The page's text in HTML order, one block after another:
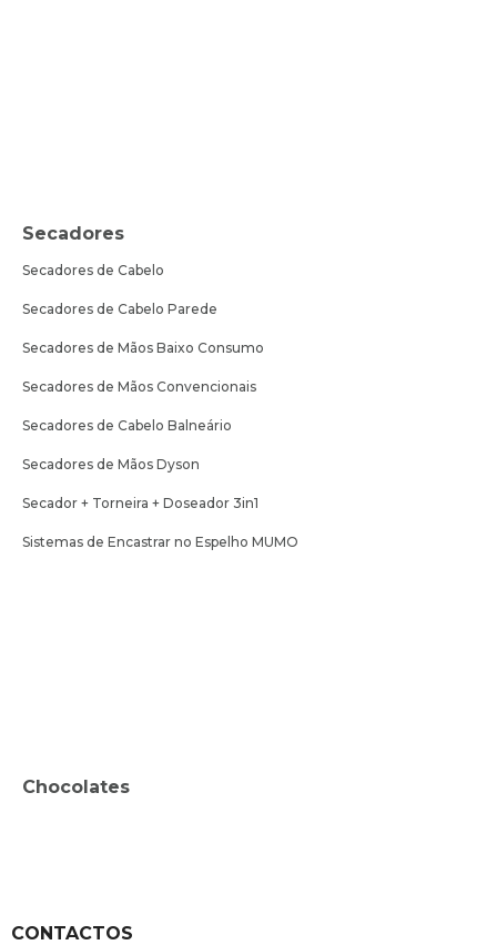
Secadores
Secadores de Cabelo
Secadores de Cabelo Parede
Secadores de Mãos Baixo Consumo
Secadores de Mãos Convencionais
Secadores de Cabelo Balneário
Secadores de Mãos Dyson
Secador + Torneira + Doseador 3in1
Sistemas de Encastrar no Espelho MUMO
Chocolates
CONTACTOS